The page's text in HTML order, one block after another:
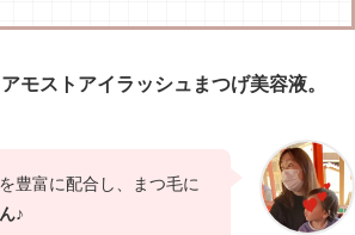
モストアイラッシュまつげ美容液。
豊富に配合し、まつ毛に
♪